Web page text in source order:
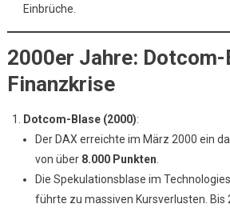
Einbrüche.
2000er Jahre: Dotcom-
Finanzkrise
Dotcom-Blase (2000):
Der DAX erreichte im März 2000 ein
von über 8.000 Punkten
Die Spekulationsblase im
führte zu massiven Kursverlusten. Bis